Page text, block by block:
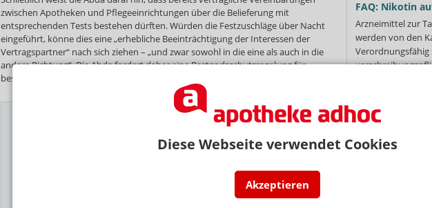
Diese Webseite verwendet Cookies
Akzeptieren
zwischen Apotheken und Pflegeeinrichtungen über die Belieferung mit
entsprechenden Tests bestehen dürften. Würden die Festzuschläge über Nacht
eingeführt, könne dies eine „erhebliche Beeinträchtigung der Interessen der
Vertragspartner“ nach sich ziehen – „und zwar sowohl in die eine als auch in die
andere Richtung“. Die Abda fordert daher eine Bestandsschutzregelung für
bestehende Lieferverträge.
NEWSLETTER
Das Wichtigste des Tages direkt in Ihr Postfach. Kostenlos!
Jetzt
abonnieren
Hinweis zum Newsletter & Datenschutz
FAQ: Nikotin
Arzneimittel zur
werden von den